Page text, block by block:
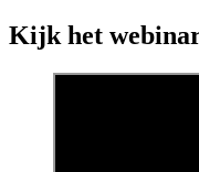
Kijk het